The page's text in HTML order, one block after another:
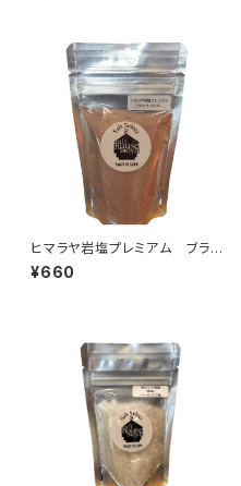
ヒマラヤ岩塩プレミアム ブラッ
ク〈パウダー〉100g
¥660